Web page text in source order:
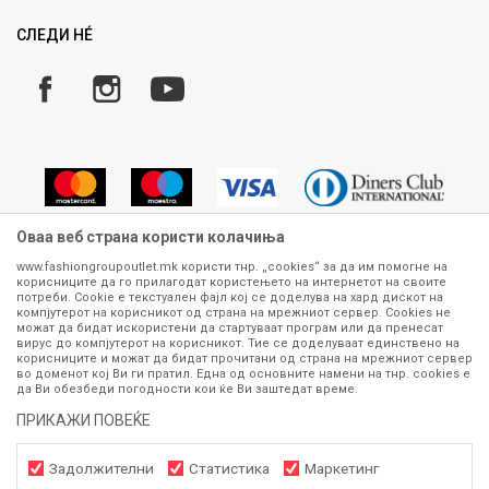
Замена и рефундација на производи
Плаќање
СЛЕДИ НÉ
Сите информации околу производите кои се изложени на нашата
онлајн продавница се стремиме да бидат конкретни, точни и прецизни,
меѓутоа не можеме да гарантираме дека се без ниту една грешка или
пак дека сите производи во моментот се достапни на залиха.
Фотографиите се најверодостојниот приказ на производот. Доколку
дојде до потреба за замена на производ или рефундација, процедурата
контактирајте не на телефонскиот број 070 275 363 или на е-
маилoutlet@fashiongroup.com.mkодпонеделник до петок (08-16ч)
и сабота (10-15ч)
Оваа веб страна користи колачиња
www.fashiongroupoutlet.mk користи тнр. „cookies“ за да им помогне на
корисниците да го прилагодат користењето на интернетот на своите
потреби. Cookie е текстуален фајл кој се доделува на хард дискот на
компјутерот на корисникот од страна на мрежниот сервер. Cookies не
можат да бидат искористени да стартуваат програм или да пренесат
вирус до компјутерот на корисникот. Тие се доделуваат единствено на
корисниците и можат да бидат прочитани од страна на мрежниот сервер
во доменот кој Ви ги пратил. Една од основните намени на тнр. сookies е
да Ви обезбеди погодности кои ќе Ви заштедат време.
ПРИКАЖИ ПОВЕЌЕ
Задолжителни Статистика Маркетинг